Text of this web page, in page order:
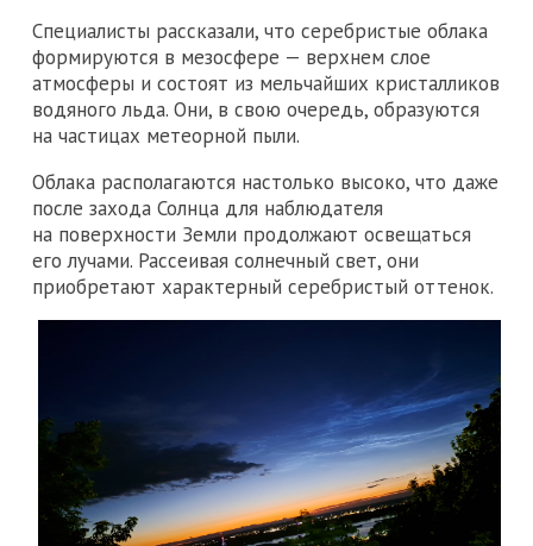
Специалисты рассказали, что серебристые облака
формируются в мезосфере — верхнем слое
атмосферы и состоят из мельчайших кристалликов
водяного льда. Они, в свою очередь, образуются
на частицах метеорной пыли.
Облака располагаются настолько высоко, что даже
после захода Солнца для наблюдателя
на поверхности Земли продолжают освещаться
его лучами. Рассеивая солнечный свет, они
приобретают характерный серебристый оттенок.